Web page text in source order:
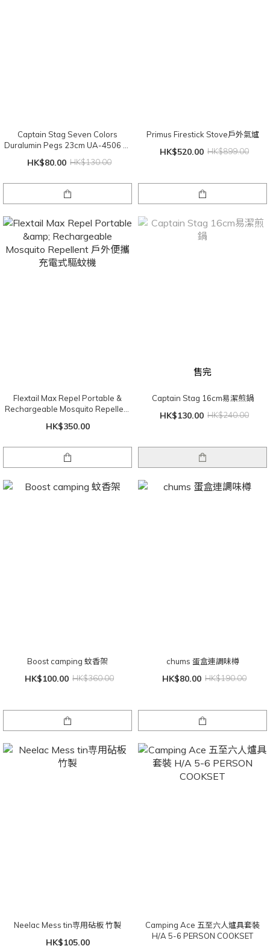
Captain Stag Seven Colors
Duralumin Pegs 23cm UA-4506 鋁
營釘七色裝
HK$80.00 HK$130.00
Primus Firestick Stove戶外氣爐
HK$520.00 HK$899.00
Flextail Max Repel Portable &
Rechargeable Mosquito Repellent
HK$350.00
售完
Captain Stag 16cm易潔煎鍋
HK$130.00 HK$240.00
Boost camping 蚊香架
HK$100.00 HK$360.00
chums 蛋盒連調味樽
HK$80.00 HK$190.00
Neelac Mess tin専用砧板 竹製
HK$105.00
Camping Ace 五至六人爐具套裝
H/A 5-6 PERSON COOKSET